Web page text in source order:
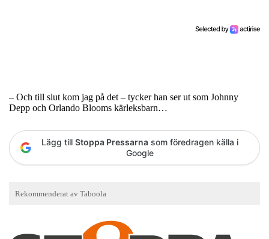
– Och till slut kom jag på det – tycker han ser ut som Johnny
Depp och Orlando Blooms kärleksbarn…
Lägg till Stoppa Pressarna som föredragen källa i
Google